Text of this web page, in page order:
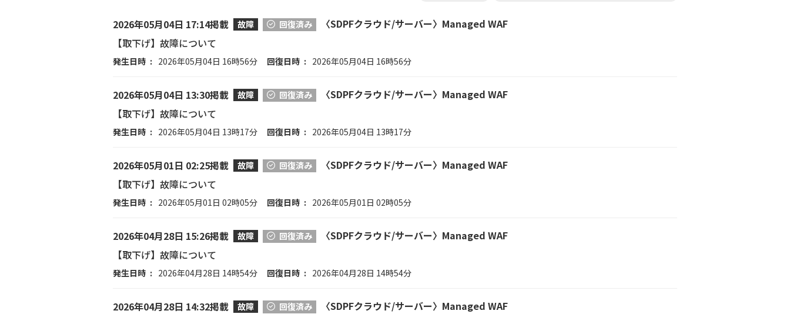
2026年05月04日 17:14掲載 故障 回復済み
〈SDPFクラウド/サーバー〉Managed WAF
【取下げ】故障について
発生日時 2026年05月04日 16時56分 回復日時 2026年05月04日 16時56分
2026年05月04日 13:30掲載 故障 回復済み
〈SDPFクラウド/サーバー〉Managed WAF
【取下げ】故障について
発生日時 2026年05月04日 13時17分 回復日時 2026年05月04日 13時17分
2026年05月01日 02:25掲載 故障 回復済み
〈SDPFクラウド/サーバー〉Managed WAF
【取下げ】故障について
発生日時 2026年05月01日 02時05分 回復日時 2026年05月01日 02時05分
2026年04月28日 15:26掲載 故障 回復済み
〈SDPFクラウド/サーバー〉Managed WAF
【取下げ】故障について
発生日時 2026年04月28日 14時54分 回復日時 2026年04月28日 14時54分
2026年04月28日 14:32掲載 故障 回復済み
〈SDPFクラウド/サーバー〉Managed WAF